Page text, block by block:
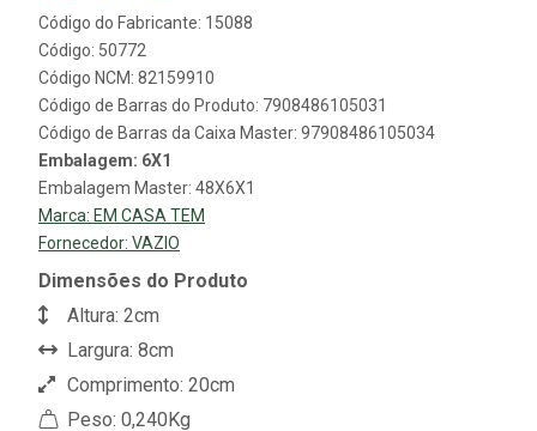
Código do Fabricante: 15088
Código: 50772
Código NCM: 82159910
Código de Barras do Produto: 7908486105031
Código de Barras da Caixa Master: 97908486105034
Embalagem: 6X1
Embalagem Master: 48X6X1
Marca: EM CASA TEM
Fornecedor: VAZIO
Dimensões do Produto
Altura: 2cm
Largura: 8cm
Comprimento: 20cm
Peso: 0,240Kg